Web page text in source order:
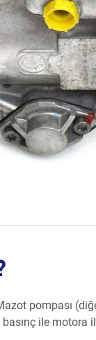
pompası
ile motora